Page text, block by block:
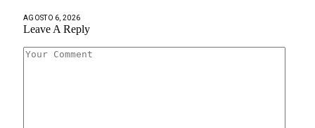
AGOSTO 6, 2026
Leave A Reply